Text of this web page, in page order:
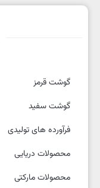
گوشت قرمز
گوشت سفید
فرآورده های تولیدی
محصولات دریایی
محصولات مارکتی